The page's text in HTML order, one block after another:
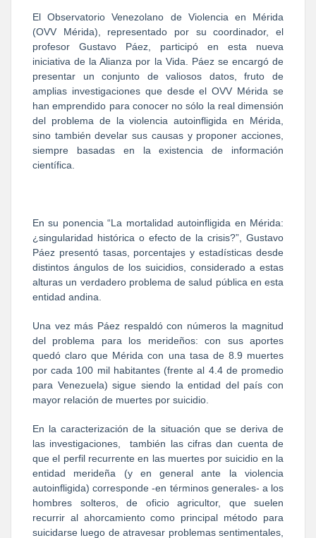
El Observatorio Venezolano de Violencia en Mérida
(OVV Mérida), representado por su coordinador, el
profesor Gustavo Páez, participó en esta nueva
iniciativa de la Alianza por la Vida. Páez se encargó de
presentar un conjunto de valiosos datos, fruto de
amplias investigaciones que desde el OVV Mérida se
han emprendido para conocer no sólo la real dimensión
del problema de la violencia autoinfligida en Mérida,
sino también develar sus causas y proponer acciones,
siempre basadas en la existencia de información
científica.
En su ponencia “La mortalidad autoinfligida en Mérida:
¿singularidad histórica o efecto de la crisis?”, Gustavo
Páez presentó tasas, porcentajes y estadísticas desde
distintos ángulos de los suicidios, considerado a estas
alturas un verdadero problema de salud pública en esta
entidad andina.
Una vez más Páez respaldó con números la magnitud
del problema para los merideños: con sus aportes
quedó claro que Mérida con una tasa de 8.9 muertes
por cada 100 mil habitantes (frente al 4.4 de promedio
para Venezuela) sigue siendo la entidad del país con
mayor relación de muertes por suicidio.
En la caracterización de la situación que se deriva de
las investigaciones, también las cifras dan cuenta de
que el perfil recurrente en las muertes por suicidio en la
entidad merideña (y en general ante la violencia
autoinfligida) corresponde -en términos generales- a los
hombres solteros, de oficio agricultor, que suelen
recurrir al ahorcamiento como principal método para
suicidarse luego de atravesar problemas sentimentales,